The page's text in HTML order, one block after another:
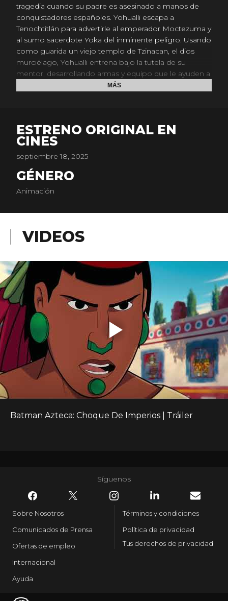
tragedia cuando su padre es asesinado a manos de
conquistadores españoles. Yohualli escapa a
Tenochtitlán para advertirle al emperador Moctezuma y
al sumo sacerdote Yoka del inminente peligro. Usando
como guarida un viejo templo de Tzinacan, el dios
murciélago, Yohualli entrena bajo la tutela de su
mentor, desarrollando armas y equipo que le ayuden a
enfrentar la invasión española y vengar la muerte de su
MÁS
ESTRENO ORIGINAL EN
CINES
septiembre 18, 2025
GÉNERO
Animación
VIDEOS
Batman Azteca: Choque De Imperios | Tráiler
Síguenos
Sobre Nosotros
Comunicados de Prensa
Ofertas de empleo
Internacional
Ayuda
Términos y condiciones
Política de privacidad
Tus derechos de privacidad